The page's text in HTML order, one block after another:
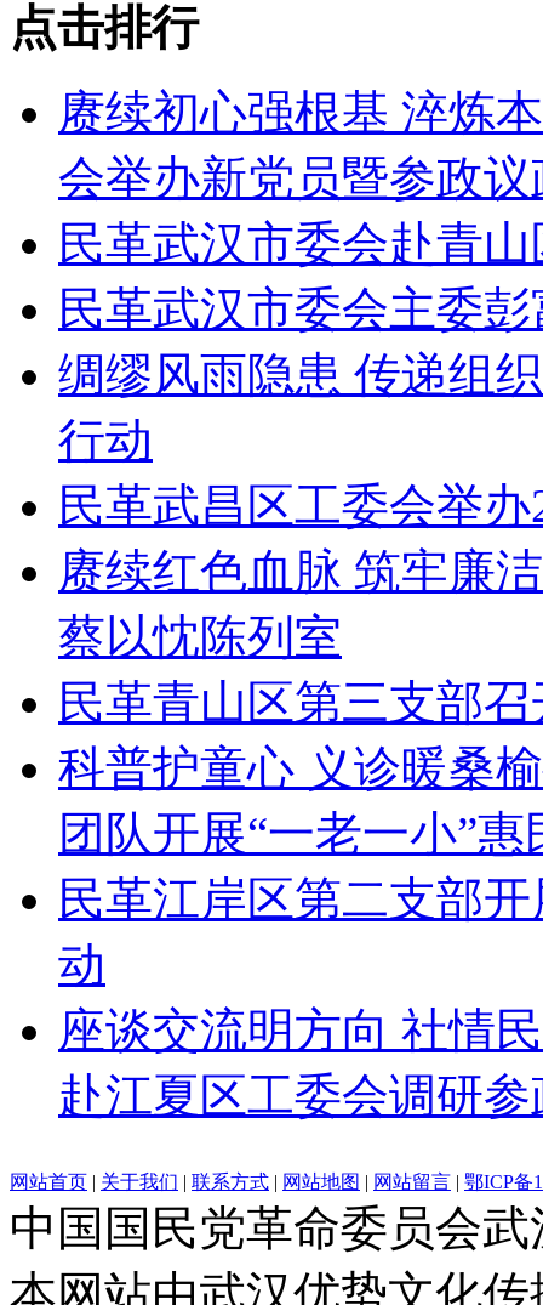
点击排行
赓续初心强根基 淬炼
会举办新党员暨参政
民革武汉市委会赴青
民革武汉市委会主委
绸缪风雨隐患 传递组
行动
民革武昌区工委会举
赓续红色血脉 筑牢廉
蔡以忱陈列室
民革青山区第三支部
科普护童心 义诊暖桑
团队开展“一老一小”惠
民革江岸区第二支部
动
座谈交流明方向 社情
赴江夏区工委会调研
网站首页 | 关于我们 | 联系方式 | 网站地图 | 网站留言 | 鄂ICP备
中国国民党革命委员会
本网站由武汉优势文化